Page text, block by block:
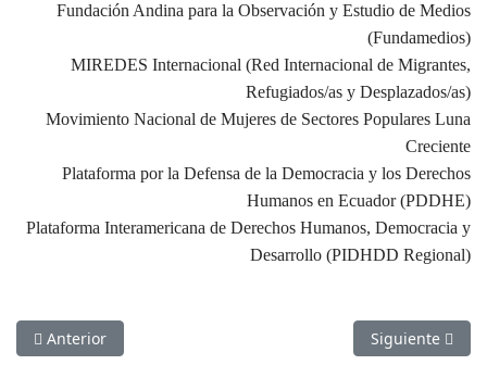
Fundación Andina para la Observación y Estudio de Medios
(Fundamedios)
MIREDES Internacional (Red Internacional de Migrantes,
Refugiados/as y Desplazados/as)
Movimiento Nacional de Mujeres de Sectores Populares Luna
Creciente
Plataforma por la Defensa de la Democracia y los Derechos
Humanos en Ecuador (PDDHE)
Plataforma Interamericana de Derechos Humanos, Democracia y
Desarrollo (PIDHDD Regional)
Artículo anterior: Llamado a Estados de región a garantizar
Anterior Artículo
Siguiente